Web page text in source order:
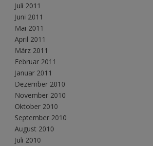
Juli 2011
Juni 2011
Mai 2011
April 2011
März 2011
Februar 2011
Januar 2011
Dezember 2010
November 2010
Oktober 2010
September 2010
August 2010
Juli 2010